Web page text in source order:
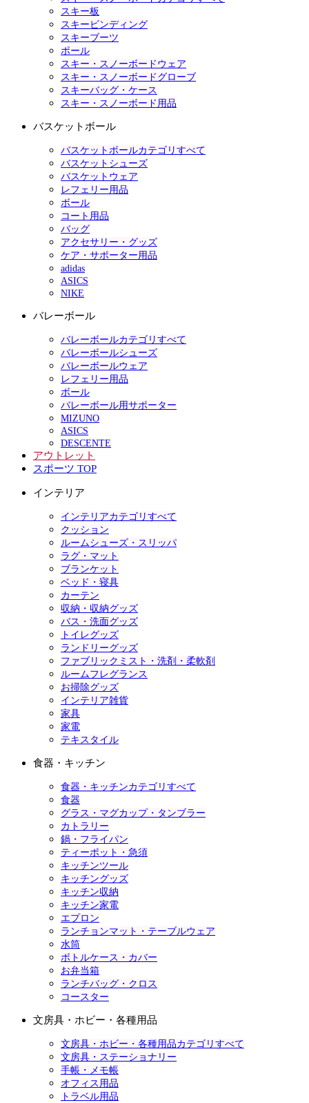
スキー板
スキービンディング
スキーブーツ
ポール
スキー・スノーボードウェア
スキー・スノーボードグローブ
スキーバッグ・ケース
スキー・スノーボード用品
バスケットボール
バスケットボールカテゴリすべて
バスケットシューズ
バスケットウェア
レフェリー用品
ボール
コート用品
バッグ
アクセサリー・グッズ
ケア・サポーター用品
adidas
ASICS
NIKE
バレーボール
バレーボールカテゴリすべて
バレーボールシューズ
バレーボールウェア
レフェリー用品
ボール
バレーボール用サポーター
MIZUNO
ASICS
DESCENTE
アウトレット
スポーツ TOP
インテリア
インテリアカテゴリすべて
クッション
ルームシューズ・スリッパ
ラグ・マット
ブランケット
ベッド・寝具
カーテン
収納・収納グッズ
バス・洗面グッズ
トイレグッズ
ランドリーグッズ
ファブリックミスト・洗剤・柔軟剤
ルームフレグランス
お掃除グッズ
インテリア雑貨
家具
家電
テキスタイル
食器・キッチン
食器・キッチンカテゴリすべて
食器
グラス・マグカップ・タンブラー
カトラリー
鍋・フライパン
ティーポット・急須
キッチンツール
キッチングッズ
キッチン収納
キッチン家電
エプロン
ランチョンマット・テーブルウェア
水筒
ボトルケース・カバー
お弁当箱
ランチバッグ・クロス
コースター
文房具・ホビー・各種用品
文房具・ホビー・各種用品カテゴリすべて
文房具・ステーショナリー
手帳・メモ帳
オフィス用品
トラベル用品